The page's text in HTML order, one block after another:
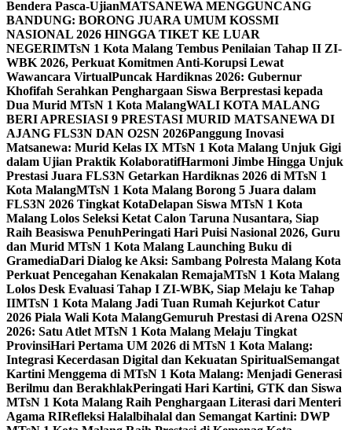
Bendera Pasca-UjianMATSANEWA MENGGUNCANG
BANDUNG: BORONG JUARA UMUM KOSSMI
NASIONAL 2026 HINGGA TIKET KE LUAR
NEGERIMTsN 1 Kota Malang Tembus Penilaian Tahap II ZI-
WBK 2026, Perkuat Komitmen Anti-Korupsi Lewat
Wawancara VirtualPuncak Hardiknas 2026: Gubernur
Khofifah Serahkan Penghargaan Siswa Berprestasi kepada
Dua Murid MTsN 1 Kota MalangWALI KOTA MALANG
BERI APRESIASI 9 PRESTASI MURID MATSANEWA DI
AJANG FLS3N DAN O2SN 2026Panggung Inovasi
Matsanewa: Murid Kelas IX MTsN 1 Kota Malang Unjuk Gigi
dalam Ujian Praktik KolaboratifHarmoni Jimbe Hingga Unjuk
Prestasi Juara FLS3N Getarkan Hardiknas 2026 di MTsN 1
Kota MalangMTsN 1 Kota Malang Borong 5 Juara dalam
FLS3N 2026 Tingkat KotaDelapan Siswa MTsN 1 Kota
Malang Lolos Seleksi Ketat Calon Taruna Nusantara, Siap
Raih Beasiswa PenuhPeringati Hari Puisi Nasional 2026, Guru
dan Murid MTsN 1 Kota Malang Launching Buku di
GramediaDari Dialog ke Aksi: Sambang Polresta Malang Kota
Perkuat Pencegahan Kenakalan RemajaMTsN 1 Kota Malang
Lolos Desk Evaluasi Tahap I ZI-WBK, Siap Melaju ke Tahap
IIMTsN 1 Kota Malang Jadi Tuan Rumah Kejurkot Catur
2026 Piala Wali Kota MalangGemuruh Prestasi di Arena O2SN
2026: Satu Atlet MTsN 1 Kota Malang Melaju Tingkat
ProvinsiHari Pertama UM 2026 di MTsN 1 Kota Malang:
Integrasi Kecerdasan Digital dan Kekuatan SpiritualSemangat
Kartini Menggema di MTsN 1 Kota Malang: Menjadi Generasi
Berilmu dan BerakhlakPeringati Hari Kartini, GTK dan Siswa
MTsN 1 Kota Malang Raih Penghargaan Literasi dari Menteri
Agama RIRefleksi Halalbihalal dan Semangat Kartini: DWP